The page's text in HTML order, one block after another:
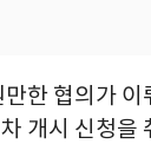
한 협의가 이
개시 신청을